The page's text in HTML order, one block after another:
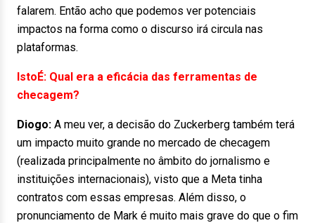
falarem. Então acho que podemos ver potenciais
impactos na forma como o discurso irá circula nas
plataformas.
IstoÉ: Qual era a eficácia das ferramentas de
checagem?
Diogo: A meu ver, a decisão do Zuckerberg também terá
um impacto muito grande no mercado de checagem
(realizada principalmente no âmbito do jornalismo e
instituições internacionais), visto que a Meta tinha
contratos com essas empresas. Além disso, o
pronunciamento de Mark é muito mais grave do que o fim